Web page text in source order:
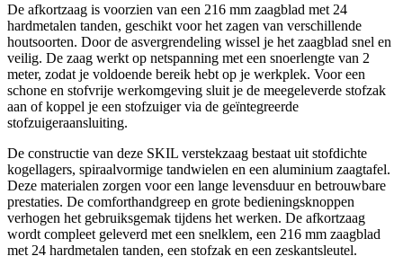
De afkortzaag is voorzien van een 216 mm zaagblad met 24
hardmetalen tanden, geschikt voor het zagen van verschillende
houtsoorten. Door de asvergrendeling wissel je het zaagblad snel en
veilig. De zaag werkt op netspanning met een snoerlengte van 2
meter, zodat je voldoende bereik hebt op je werkplek. Voor een
schone en stofvrije werkomgeving sluit je de meegeleverde stofzak
aan of koppel je een stofzuiger via de geïntegreerde
stofzuigeraansluiting.
De constructie van deze SKIL verstekzaag bestaat uit stofdichte
kogellagers, spiraalvormige tandwielen en een aluminium zaagtafel.
Deze materialen zorgen voor een lange levensduur en betrouwbare
prestaties. De comforthandgreep en grote bedieningsknoppen
verhogen het gebruiksgemak tijdens het werken. De afkortzaag
wordt compleet geleverd met een snelklem, een 216 mm zaagblad
met 24 hardmetalen tanden, een stofzak en een zeskantsleutel.